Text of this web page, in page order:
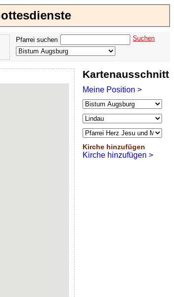
Pfarrei suchen Suchen
Offenbarung
der Apokalypse
des Johannes
Kartenausschnitt
Meine Position >
Kirche hinzufügen
Kirche hinzufügen >